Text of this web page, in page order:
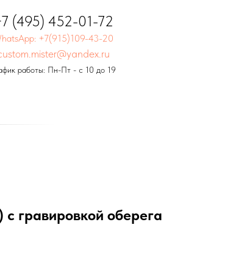
(495) 452-01-72
+7(915)109-43-20
работы: Пн-Пт - с 10 до 19
гравировкой оберега